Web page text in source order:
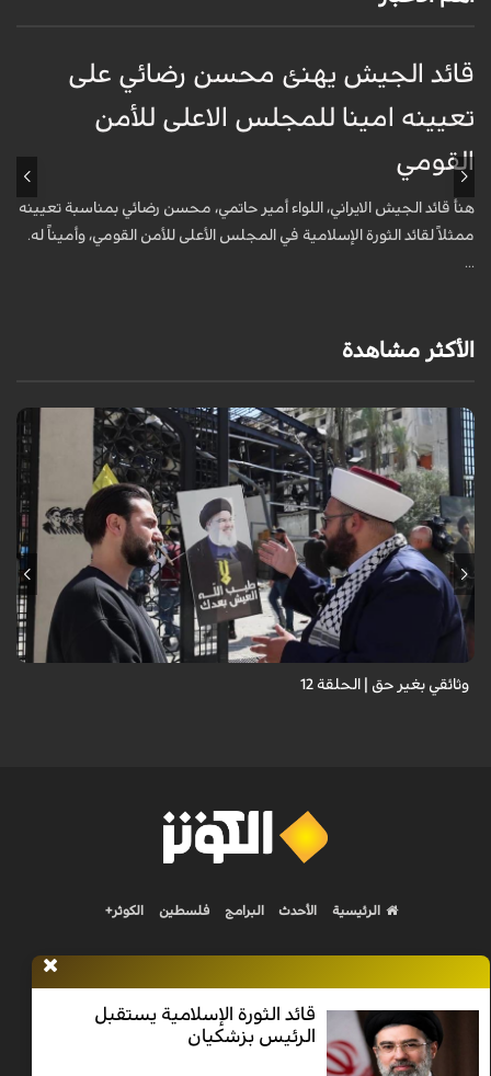
قائد الجيش يهنئ محسن رضائي على
تعيينه امينا للمجلس الاعلى للأمن
القومي
هنأ قائد الجيش الايراني، اللواء أمير حاتمي، محسن رضائي بمناسبة تعيينه
ممثلاً لقائد الثورة الإسلامية في المجلس الأعلى للأمن القومي، وأميناً له.
...
الأكثر مشاهدة
وثائقي بغير حق | الحلقة 12
قائد الثورة الإسلامية يستقبل
الرئيس بزشكيان
الرئيسية الأحدث البرامج فلسطين الكوثر+
Nilesat 11900 V | Badr 8 11747 V | Badr5 12284 V